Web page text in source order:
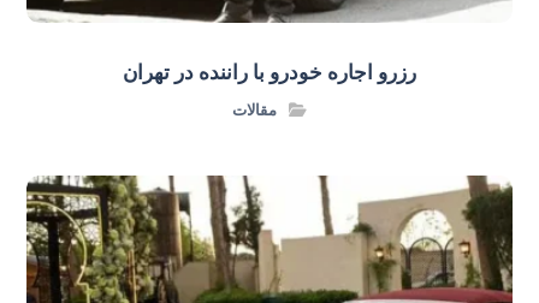
رزرو اجاره خودرو با راننده در تهران
مقالات